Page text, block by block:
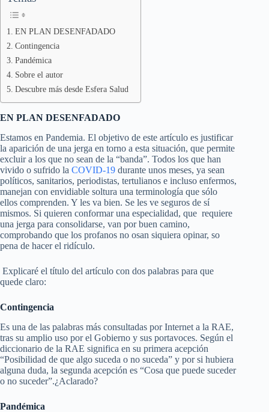
EN PLAN DESENFADADO
Contingencia
Pandémica
Sobre el autor
Descubre más desde Esfera Salud
EN PLAN DESENFADADO
Estamos en Pandemia. El objetivo de este artículo es justificar
la aparición de una jerga en torno a esta situación, que permite
excluir a los que no sean de la “banda”. Todos los que han
vivido o sufrido la COVID-19 durante unos meses, ya sean
políticos, sanitarios, periodistas, tertulianos e incluso enfermos,
manejan con envidiable soltura una terminología que sólo
ellos comprenden. Y les va bien. Se les ve seguros de sí
mismos. Si quieren conformar una especialidad, que requiere
una jerga para consolidarse, van por buen camino,
comprobando que los profanos no osan siquiera opinar, so
pena de hacer el ridículo.
Explicaré el título del artículo con dos palabras para que
quede claro:
Contingencia
Es una de las palabras más consultadas por Internet a la RAE,
tras su amplio uso por el Gobierno y sus portavoces. Según el
diccionario de la RAE significa en su primera acepción
“Posibilidad de que algo suceda o no suceda” y por si hubiera
alguna duda, la segunda acepción es “Cosa que puede suceder
o no suceder”.¿Aclarado?
Pandémica